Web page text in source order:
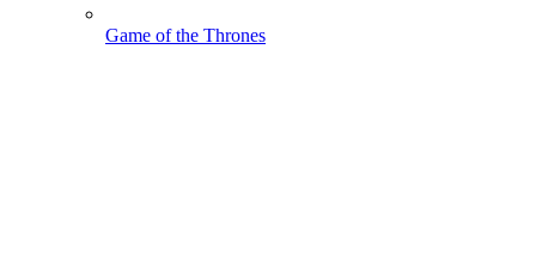
Game of the Thrones